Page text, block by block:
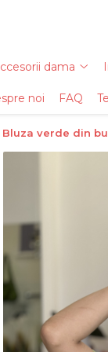
dama
noi FAQ
Bluza verde din